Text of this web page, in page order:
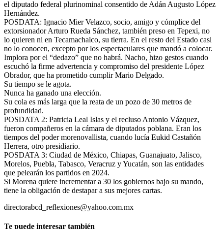
el diputado federal plurinominal consentido de Adán Augusto López
Hernández.
POSDATA: Ignacio Mier Velazco, socio, amigo y cómplice del
extorsionador Arturo Rueda Sánchez, también preso en Tepexi, no
lo quieren ni en Tecamachalco, su tierra. En el resto del Estado casi
no lo conocen, excepto por los espectaculares que mandó a colocar.
Implora por el “dedazo” que no habrá. Nacho, hizo gestos cuando
escuchó la firme advertencia y compromiso del presidente López
Obrador, que ha prometido cumplir Mario Delgado.
Su tiempo se le agota.
Nunca ha ganado una elección.
Su cola es más larga que la reata de un pozo de 30 metros de
profundidad.
POSDATA 2: Patricia Leal Islas y el recluso Antonio Vázquez,
fueron compañeros en la cámara de diputados poblana. Eran los
tiempos del poder morenovallista, cuando lucía Eukid Castañón
Herrera, otro presidiario.
POSDATA 3: Ciudad de México, Chiapas, Guanajuato, Jalisco,
Morelos, Puebla, Tabasco, Veracruz y Yucatán, son las entidades
que pelearán los partidos en 2024.
Si Morena quiere incrementar a 30 los gobiernos bajo su mando,
tiene la obligación de destapar a sus mejores cartas.
directorabcd_reflexiones@yahoo.com.mx
Te puede interesar también